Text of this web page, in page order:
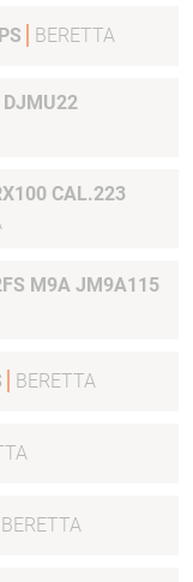
BERETTA
22LR 10CPS DJMU22
CAL.223
M9A JM9A115
BERETTA
BERETTA